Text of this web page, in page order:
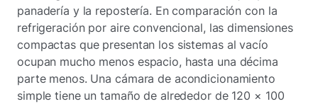
panadería y la repostería. En comparación con la
refrigeración por aire convencional, las dimensiones
compactas que presentan los sistemas al vacío
ocupan mucho menos espacio, hasta una décima
parte menos. Una cámara de acondicionamiento
simple tiene un tamaño de alrededor de 120 × 100